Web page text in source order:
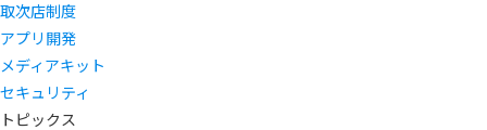
取次店制度
アプリ開発
メディアキット
セキュリティ
トピックス